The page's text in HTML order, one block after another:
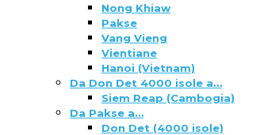
Nong Khiaw
Pakse
Vang Vieng
Vientiane
Hanoi (Vietnam)
Da Don Det 4000 isole a…
Siem Reap (Cambogia)
Da Pakse a…
Don Det (4000 isole)